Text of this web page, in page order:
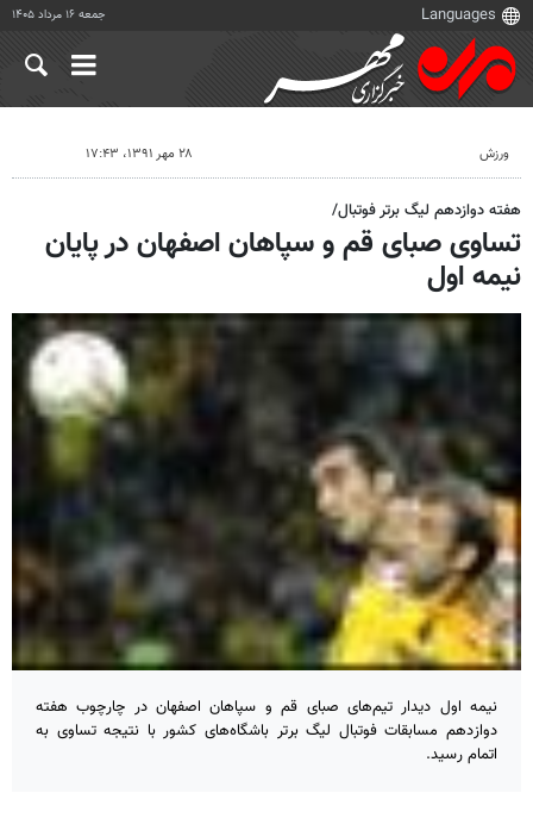
جمعه ۱۶ مرداد ۱۴۰۵
ورزش ۲۸ مهر ۱۳۹۱، ۱۷:۴۳
هفته دوازدهم لیگ برتر فوتبال/
تساوی صبای قم و سپاهان اصفهان در پایان
نیمه اول
نیمه اول دیدار تیم‌های صبای قم و سپاهان اصفهان در چارچوب هفته
دوازدهم مسابقات فوتبال لیگ برتر باشگاه‌های کشور با نتیجه تساوی به
اتمام رسید.